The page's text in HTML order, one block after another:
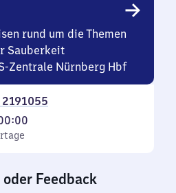
rund um die Themen
Sauberkeit
Zentrale Nürnberg Hbf
Feedback